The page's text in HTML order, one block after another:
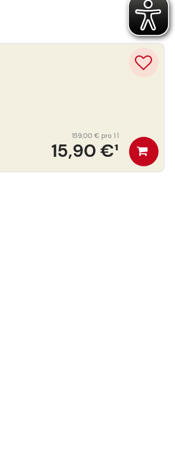
15,90 €¹
159,00 € pro 1 l